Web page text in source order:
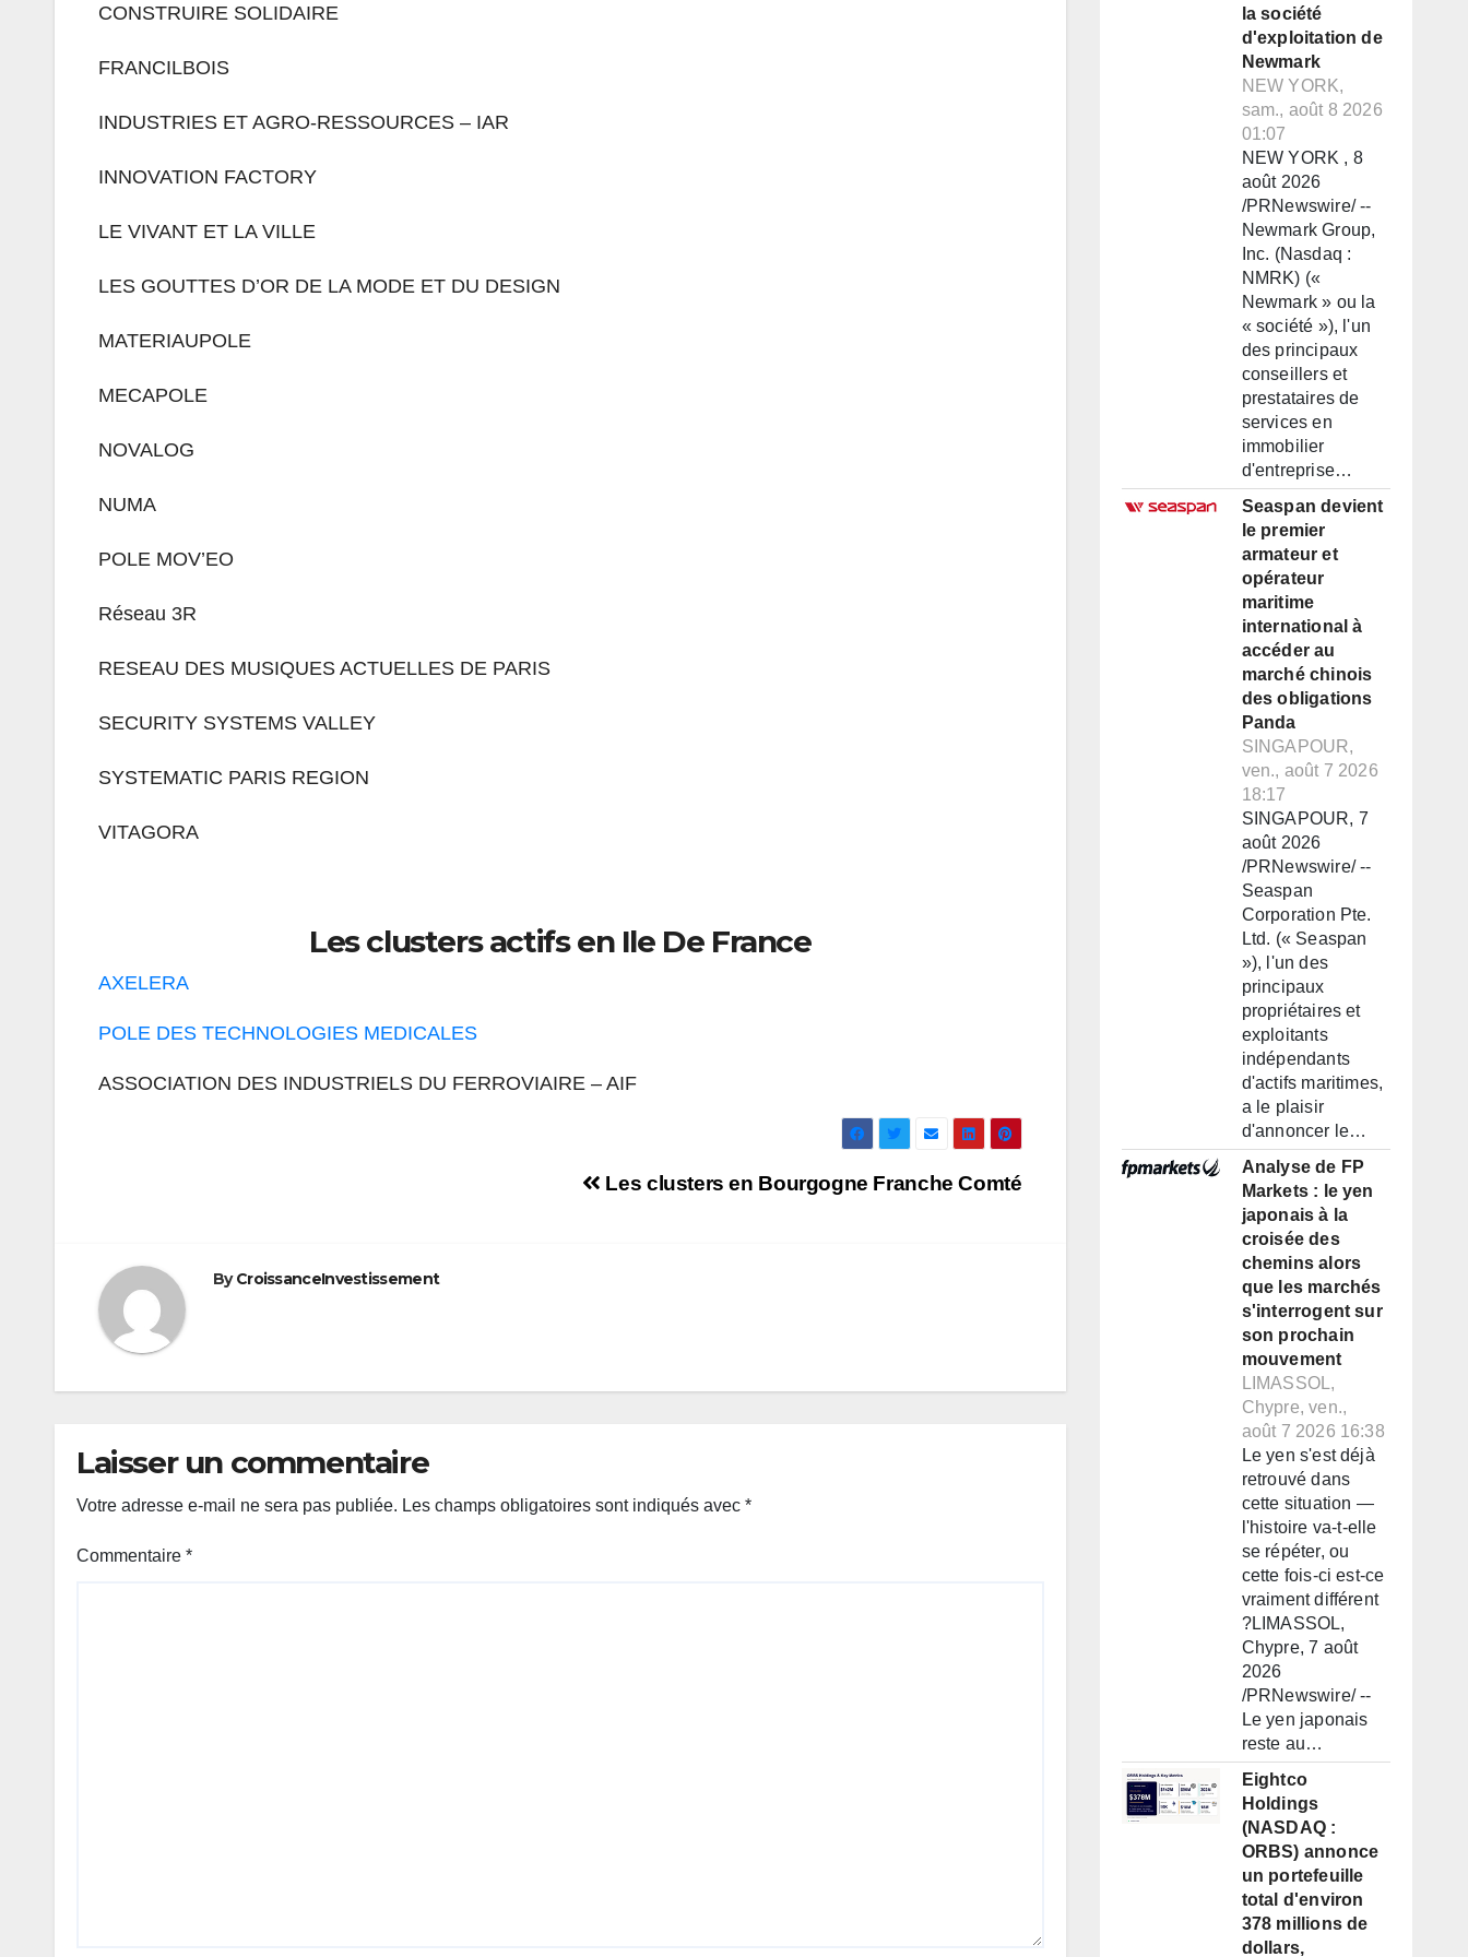
CONSTRUIRE SOLIDAIRE
FRANCILBOIS
INDUSTRIES ET AGRO-RESSOURCES – IAR
INNOVATION FACTORY
LE VIVANT ET LA VILLE
LES GOUTTES D’OR DE LA MODE ET DU DESIGN
MATERIAUPOLE
MECAPOLE
NOVALOG
NUMA
POLE MOV’EO
Réseau 3R
RESEAU DES MUSIQUES ACTUELLES DE PARIS
SECURITY SYSTEMS VALLEY
SYSTEMATIC PARIS REGION
VITAGORA
Les clusters actifs en Ile De France
AXELERA
POLE DES TECHNOLOGIES MEDICALES
ASSOCIATION DES INDUSTRIELS DU FERROVIAIRE – AIF
l’article
Les clusters en Bourgogne Franche Comté
ByCroissanceInvestissement
Laisser un commentaire
Votre adresse e-mail ne sera pas publiée. Les champs obligatoires sont indiqués avec *
Commentaire *
la société
d'exploitation de
Newmark
NEW YORK,
sam., août 8 2026
01:07
NEW YORK , 8
août 2026
/PRNewswire/ --
Newmark Group,
Inc. (Nasdaq :
NMRK) («
Newmark » ou la
« société »), l'un
des principaux
conseillers et
prestataires de
services en
immobilier
d'entreprise…
Seaspan devient
le premier
armateur et
opérateur
maritime
international à
accéder au
marché chinois
des obligations
Panda
SINGAPOUR,
ven., août 7 2026
18:17
SINGAPOUR, 7
août 2026
/PRNewswire/ --
Seaspan
Corporation Pte.
Ltd. (« Seaspan
»), l'un des
principaux
propriétaires et
exploitants
indépendants
d'actifs maritimes,
a le plaisir
d'annoncer le…
Analyse de FP
Markets : le yen
japonais à la
croisée des
chemins alors
que les marchés
s'interrogent sur
son prochain
mouvement
LIMASSOL,
Chypre, ven.,
août 7 2026 16:38
Le yen s'est déjà
retrouvé dans
cette situation —
l'histoire va-t-elle
se répéter, ou
cette fois-ci est-ce
vraiment différent
?LIMASSOL,
Chypre, 7 août
2026
/PRNewswire/ --
Le yen japonais
reste au…
Eightco
Holdings
(NASDAQ :
ORBS) annonce
un portefeuille
total d'environ
378 millions de
dollars,